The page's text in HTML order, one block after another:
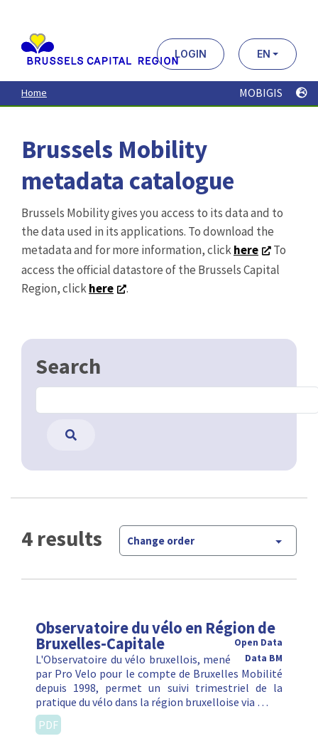
contenu
principal
LOGIN EN
Home MOBIGIS
Brussels Mobility
metadata catalogue
Brussels Mobility gives you access to its data and to
the data used in its applications. To download the
metadata and for more information, clickhere
To
access the official datastore of the Brussels Capital
Region, clickhere .
Search
4 results Change order
Observatoire du vélo en Région de
Bruxelles-Capitale
Open Data
Data BM
L'Observatoire du vélo bruxellois, mené
par Pro Velo pour le compte de Bruxelles Mobilité
depuis 1998, permet un suivi trimestriel de la
pratique du vélo dans la région bruxelloise via …
PDF